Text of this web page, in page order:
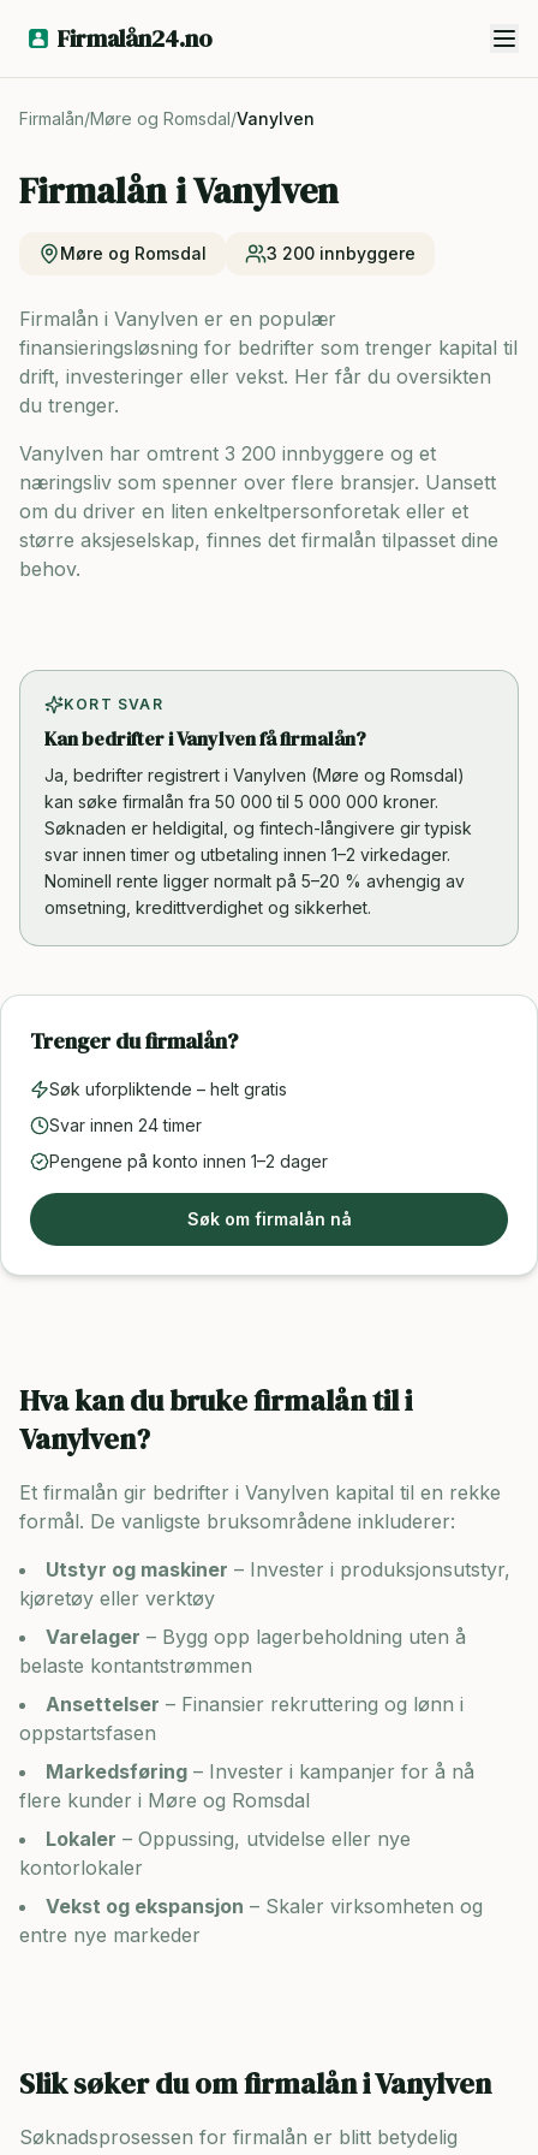
Firmalån24.no
Firmalån/Møre og Romsdal/Vanylven
Firmalån iVanylven
Møre og Romsdal 3 200 innbyggere
Firmalån i Vanylven er en populær
finansieringsløsning for bedrifter som trenger kapital til
drift, investeringer eller vekst. Her får du oversikten
du trenger.
Vanylven har omtrent 3 200 innbyggere og et
næringsliv som spenner over flere bransjer. Uansett
om du driver en liten enkeltpersonforetak eller et
større aksjeselskap, finnes det firmalån tilpasset dine
behov.
KORT SVAR
Kan bedrifter i Vanylven få firmalån?
Ja, bedrifter registrert i Vanylven (Møre og Romsdal)
kan søke firmalån fra 50 000 til 5 000 000 kroner.
Søknaden er heldigital, og fintech-långivere gir typisk
svar innen timer og utbetaling innen 1–2 virkedager.
Nominell rente ligger normalt på 5–20 % avhengig av
omsetning, kredittverdighet og sikkerhet.
Trenger du firmalån?
Søk uforpliktende – helt gratis
Svar innen 24 timer
Pengene på konto innen 1–2 dager
Søk om firmalån nå
Hva kan du bruke firmalån til i
Vanylven?
Et firmalån gir bedrifter i Vanylven kapital til en rekke
formål. De vanligste bruksområdene inkluderer:
Utstyr og maskiner – Invester i produksjonsutstyr,
kjøretøy eller verktøy
Varelager – Bygg opp lagerbeholdning uten å
belaste kontantstrømmen
Ansettelser – Finansier rekruttering og lønn i
oppstartsfasen
Markedsføring – Invester i kampanjer for å nå
flere kunder i Møre og Romsdal
Lokaler – Oppussing, utvidelse eller nye
kontorlokaler
Vekst og ekspansjon – Skaler virksomheten og
entre nye markeder
Slik søker du om firmalån iVanylven
Søknadsprosessen for firmalån er blitt betydelig